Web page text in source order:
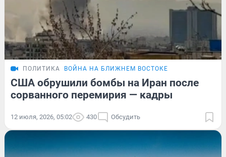
ПОЛИТИКА ВОЙНА НА БЛИЖНЕМ ВОСТОКЕ
США обрушили бомбы на Иран после
сорванного перемирия — кадры
12 июля, 2026, 05:02 430 Обсудить